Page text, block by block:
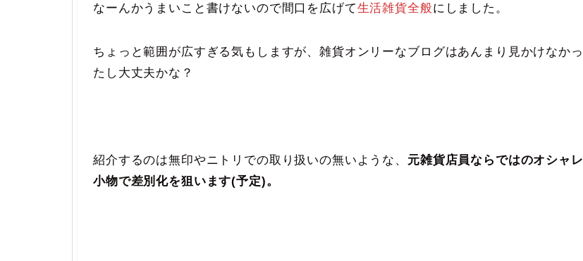
なーんかうまいこと書けないので間口を広げて生活雑貨全般にしました。
ちょっと範囲が広すぎる気もしますが、雑貨オンリーなブログはあんまり見かけなかっ
たし大丈夫かな？
紹介するのは無印やニトリでの取り扱いの無いような、 元雑貨店員ならではのオシャレ
小物で差別化を狙います(予定)。